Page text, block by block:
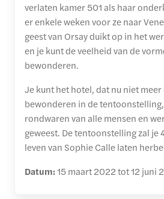
verlaten kamer 501 als haar
er enkele weken voor ze naar
geest van Orsay duikt op in het
en je kunt de veelheid van de
bewonderen.
Je kunt het hotel, dat nu niet meer
bewonderen in de
rondwaren van alle mensen en
geweest. De tentoonstelling zal je
leven van Sophie Calle laten
Datum:15 maart 2022 tot 12 juni